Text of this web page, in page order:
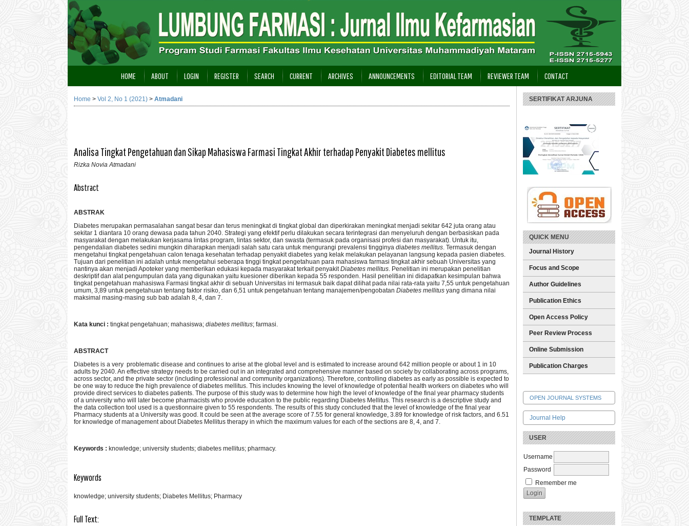
SERTIFIKAT ARJUNA
QUICK MENU
Journal History
Focus and Scope
Author Guidelines
Publication Ethics
Open Access Policy
Peer Review Process
Online Submission
Publication Charges
OPEN JOURNAL SYSTEMS
Journal Help
USER
Username
Password
Remember me
TEMPLATE
HOME ABOUT LOGIN REGISTER SEARCH CURRENT ARCHIVES ANNOUNCEMENTS EDITORIAL TEAM REVIEWER TEAM CONTACT
Home > Vol 2, No 1 (2021) > Atmadani
Analisa Tingkat Pengetahuan dan Sikap Mahasiswa Farmasi Tingkat Akhir terhadap Penyakit Diabetes mellitus
Rizka Novia Atmadani
Abstract
ABSTRAK
Diabetes merupakan permasalahan sangat besar dan terus meningkat di tingkat global dan diperkirakan meningkat menjadi sekitar 642 juta orang atau
sekitar 1 diantara 10 orang dewasa pada tahun 2040. Strategi yang efektif perlu dilakukan secara terintegrasi dan menyeluruh dengan berbasiskan pada
masyarakat dengan melakukan kerjasama lintas program, lintas sektor, dan swasta (termasuk pada organisasi profesi dan masyarakat). Untuk itu,
pengendalian diabetes sedini mungkin diharapkan menjadi salah satu cara untuk mengurangi prevalensi tingginya diabetes mellitus . Termasuk dengan
mengetahui tingkat pengetahuan calon tenaga kesehatan terhadap penyakit diabetes yang kelak melakukan pelayanan langsung kepada pasien diabetes.
Tujuan dari penelitian ini adalah untuk mengetahui seberapa tinggi tingkat pengetahuan para mahasiswa farmasi tingkat akhir sebuah Universitas yang
nantinya akan menjadi Apoteker yang memberikan edukasi kepada masyarakat terkait penyakitDiabetes mellitus . Penelitian ini merupakan penelitian
deskriptif dan alat pengumpulan data yang digunakan yaitu kuesioner diberikan kepada 55 responden. Hasil penelitian ini didapatkan kesimpulan bahwa
tingkat pengetahuan mahasiswa Farmasi tingkat akhir di sebuah Universitas ini termasuk baik dapat dilihat pada nilai rata-rata yaitu 7,55 untuk pengetahuan
umum, 3,89 untuk pengetahuan tentang faktor risiko, dan 6,51 untuk pengetahuan tentang manajemen/pengobatan Diabetes mellitus yang dimana nilai
maksimal masing-masing sub bab adalah 8, 4, dan 7.
Kata kunci : tingkat pengetahuan; mahasiswa; diabetes mellitus; farmasi.
ABSTRACT
Diabetes is a very problematic disease and continues to arise at the global level and is estimated to increase around 642 million people or about 1 in 10
adults by 2040. An effective strategy needs to be carried out in an integrated and comprehensive manner based on society by collaborating across programs,
across sector, and the private sector (including professional and community organizations). Therefore, controlling diabetes as early as possible is expected to
be one way to reduce the high prevalence of diabetes mellitus. This includes knowing the level of knowledge of potential health workers on diabetes who will
provide direct services to diabetes patients. The purpose of this study was to determine how high the level of knowledge of the final year pharmacy students
of a university who will later become pharmacists who provide education to the public regarding Diabetes Mellitus. This research is a descriptive study and
the data collection tool used is a questionnaire given to 55 respondents. The results of this study concluded that the level of knowledge of the final year
Pharmacy students at a University was good. It could be seen at the average score of 7.55 for general knowledge, 3.89 for knowledge of risk factors, and 6.51
for knowledge of management about Diabetes Mellitus therapy in which the maximum values for each of the sections are 8, 4, and 7.
Keywords : knowledge; university students; diabetes mellitus; pharmacy.
Keywords
knowledge; university students; Diabetes Mellitus; Pharmacy
Full Text: